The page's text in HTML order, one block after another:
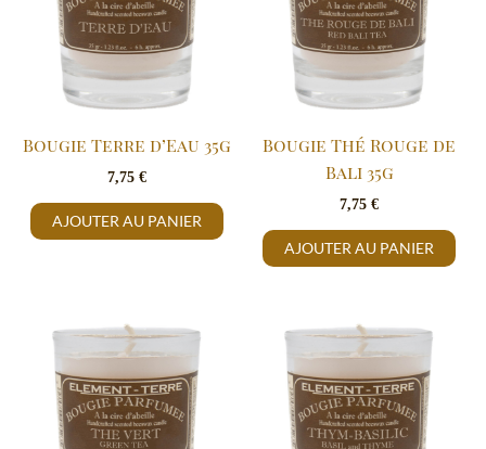
Bougie Terre d’Eau 35g
7,75 €
AJOUTER AU PANIER
Bougie Thé Rouge de
Bali 35g
7,75 €
AJOUTER AU PANIER